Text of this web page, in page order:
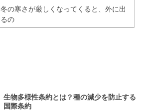
冬の寒さが厳しくなってくると、外に出
るの
生物多様性条約とは？種の減少を防止する
国際条約